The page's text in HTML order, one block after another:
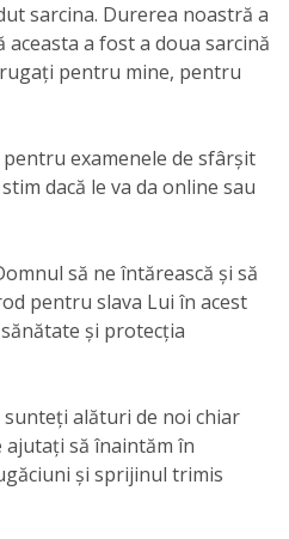
sarcina. Durerea noastră a
a fost a doua sarcină
pentru mine, pentru
examenele de sfârșit
dacă le va da online sau
să ne întărească și să
pentru slava Lui în acest
și protecția
alături de noi chiar
ajutați să înaintăm în
și sprijinul trimis